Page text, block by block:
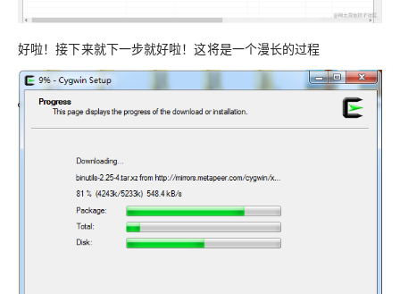
好啦！接下来就下一步就好啦！这将是一个漫长的过程